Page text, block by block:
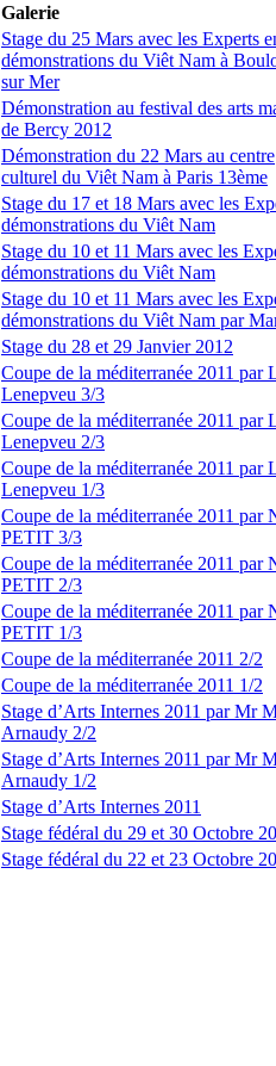
Galerie
Stage du 25 Mars avec les Experts
démonstrations du Viêt Nam à
sur Mer
Démonstration au festival des arts
de Bercy 2012
Démonstration du 22 Mars au centre
culturel du Viêt Nam à Paris 13ème
Stage du 17 et 18 Mars avec les
démonstrations du Viêt Nam
Stage du 10 et 11 Mars avec les
démonstrations du Viêt Nam
Stage du 10 et 11 Mars avec les
démonstrations du Viêt Nam par
Stage du 28 et 29 Janvier 2012
Coupe de la méditerranée 2011 par
Lenepveu 3/3
Coupe de la méditerranée 2011 par
Lenepveu 2/3
Coupe de la méditerranée 2011 par
Lenepveu 1/3
Coupe de la méditerranée 2011 par
PETIT 3/3
Coupe de la méditerranée 2011 par
PETIT 2/3
Coupe de la méditerranée 2011 par
PETIT 1/3
Coupe de la méditerranée 2011 2/2
Coupe de la méditerranée 2011 1/2
Stage d’Arts Internes 2011 par Mr
Arnaudy 2/2
Stage d’Arts Internes 2011 par Mr
Arnaudy 1/2
Stage d’Arts Internes 2011
Stage fédéral du 29 et 30 Octobre
Stage fédéral du 22 et 23 Octobre